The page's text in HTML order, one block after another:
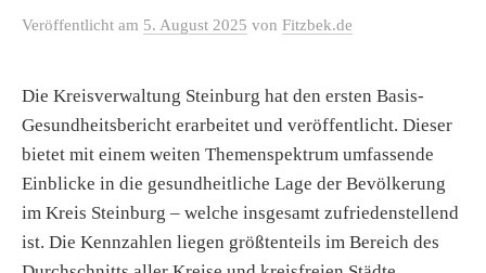
Veröffentlicht am 5. August 2025 von Fitzbek.de
Die Kreisverwaltung Steinburg hat den ersten Basis-
Gesundheitsbericht erarbeitet und veröffentlicht. Dieser
bietet mit einem weiten Themenspektrum umfassende
Einblicke in die gesundheitliche Lage der Bevölkerung
im Kreis Steinburg – welche insgesamt zufriedenstellend
ist. Die Kennzahlen liegen größtenteils im Bereich des